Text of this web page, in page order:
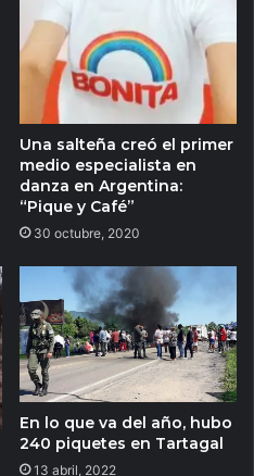
Una salteña creó el primer
medio especialista en
danza en Argentina:
“Pique y Café”
30 octubre, 2020
En lo que va del año, hubo
240 piquetes en Tartagal
13 abril, 2022